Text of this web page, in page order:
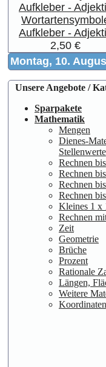
Aufkleber -
2,50 €
Montag, 10.
Unsere Angebote /
Sparpakete
Mathematik
Mengen
Dienes-
Stellenwerte
Rechnen
Rechnen
Rechnen
Rechnen
Kleines 1 x
Rechnen
Zeit
Geometrie
Brüche
Prozent
Rationale
Längen,
Weitere